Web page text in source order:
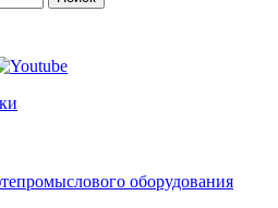
оборудования